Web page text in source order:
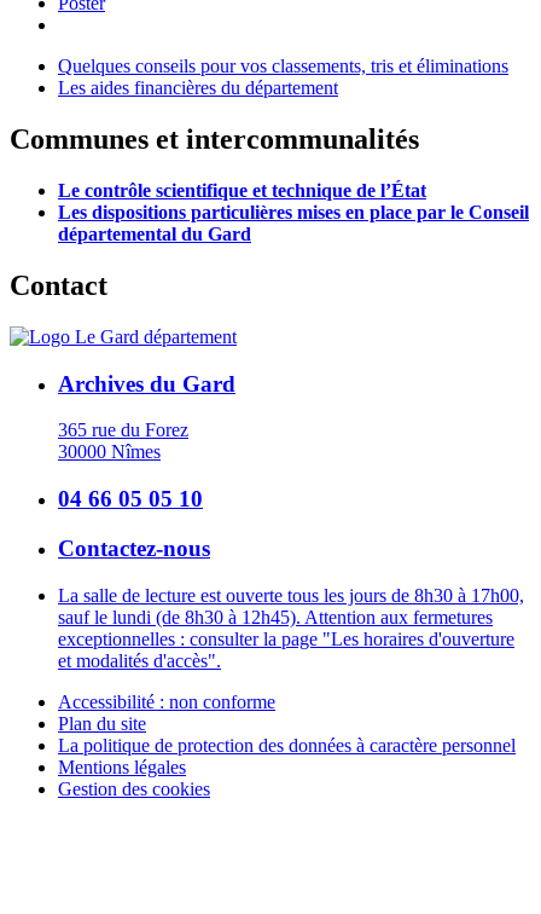
Quelques conseils pour vos classements, tris et éliminations
Les aides financières du département
Communes et intercommunalités
Le contrôle scientifique et technique de l’État
Les dispositions particulières mises en place par le Conseil
départemental du Gard
Contact
Archives du Gard
365 rue du Forez
30000 Nîmes
04 66 05 05 10
Contactez-nous
La salle de lecture est ouverte tous les jours de 8h30 à 17h00,
sauf le lundi (de 8h30 à 12h45). Attention aux fermetures
exceptionnelles : consulter la page "Les horaires d'ouverture
et modalités d'accès".
Accessibilité : non conforme
Plan du site
La politique de protection des données à caractère personnel
Mentions légales
Gestion des cookies